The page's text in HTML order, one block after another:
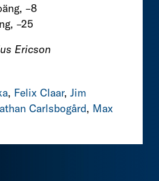
–8
–25
Ericson
, Felix Claar, Jim
Carlsbogård, Max